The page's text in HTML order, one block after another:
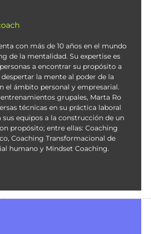
con más de 10 años en el mundo
de la mentalidad. Su expertise es
a encontrar su propósito a
la mente al poder de la
el ámbito personal y empresarial.
grupales, Marta Ro
técnicas en su práctica laboral
sus equipos a la construcción de un
propósito; entre ellas: Coaching
Coaching Transformacional de
humano y Mindset Coaching.